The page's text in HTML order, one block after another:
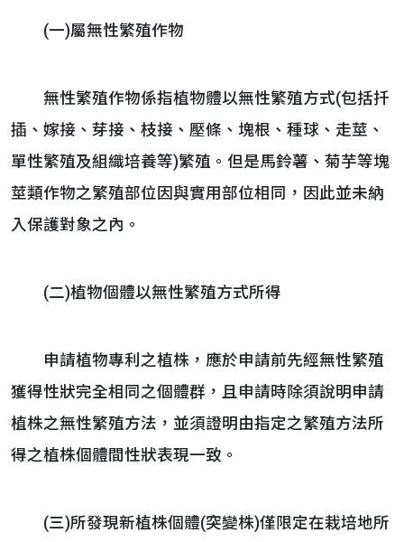
(一)屬無性繁殖作物
無性繁殖作物係指植物體以無性繁殖方式(包括扦
插、嫁接、芽接、枝接、壓條、塊根、種球、走莖、
單性繁殖及組織培養等)繁殖。但是馬鈴薯、菊芋等塊
莖類作物之繁殖部位因與實用部位相同，因此並未納
入保護對象之內。
(二)植物個體以無性繁殖方式所得
申請植物專利之植株，應於申請前先經無性繁殖
獲得性狀完全相同之個體群，且申請時除須說明申請
植株之無性繁殖方法，並須證明由指定之繁殖方法所
得之植株個體間性狀表現一致。
(三)所發現新植株個體(突變株)僅限定在栽培地所